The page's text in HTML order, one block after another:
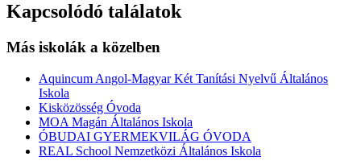
Kapcsolódó találatok
Más iskolák a közelben
Aquincum Angol-Magyar Két Tanítási Nyelvű Általános
Iskola
Kisközösség Óvoda
MOA Magán Általános Iskola
ÓBUDAI GYERMEKVILÁG ÓVODA
REAL School Nemzetközi Általános Iskola